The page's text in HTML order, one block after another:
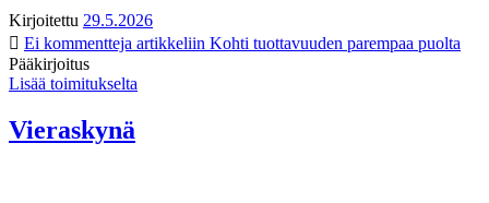
Kirjoitettu 29.5.2026
Ei kommentteja artikkeliin Kohti tuottavuuden parempaa puolta
Pääkirjoitus
Lisää toimitukselta
Vieraskynä